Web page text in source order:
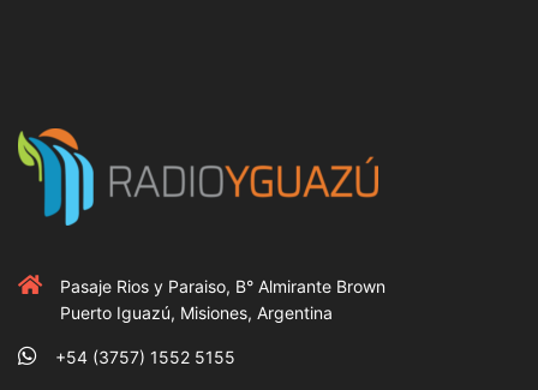
Pasaje Rios y Paraiso, B° Almirante Brown
Puerto Iguazú, Misiones, Argentina
+54 (3757) 1552 5155